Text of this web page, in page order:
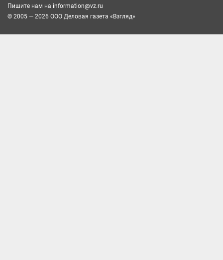
Пишите нам на information@vz.ru
© 2005 — 2026 ООО Деловая газета «Взгляд»